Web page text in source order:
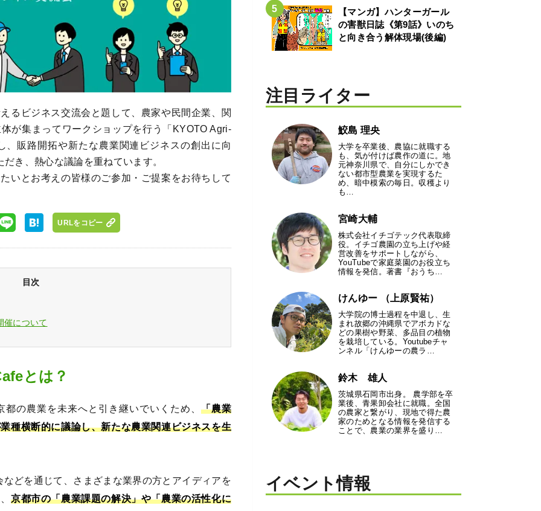
るビジネス交流会と題して、農家や民間企業、関
が集まってワークショップを行う「KYOTO Agri-
、販路開拓や新たな農業関連ビジネスの創出に向
き、熱心な議論を重ねています。
いとお考えの皆様のご参加・ご提案をお待ちして
URLをコピー
目次
催について
とは？
の農業を未来へと引き継いでいくため、 「農業
種横断的に議論し、新たな農業関連ビジネスを生
どを通じて、さまざまな業界の方とアイディアを
京都市の「農業課題の解決」や「農業の活性化に
【マンガ】ハンターガール
の害獣日誌《第9話》いのち
と向き合う解体現場(後編)
注目ライター
鮫島 理央
大学を卒業後、農協に就職する
も、気が付けば農作の道に。地
元神奈川県で、自分にしかでき
ない都市型農業を実現するた
め、暗中模索の毎日。収穫より
も…
宮崎大輔
株式会社イチゴテック代表取締
役。イチゴ農園の立ち上げや経
営改善をサポートしながら、
YouTubeで家庭菜園のお役立ち
情報を発信。著書『おうち…
けんゆー （上原賢祐）
大学院の博士過程を中退し、生
まれ故郷の沖縄県でアボカドな
どの果樹や野菜、多品目の植物
を栽培している。Youtubeチャ
ンネル「けんゆーの農ラ…
鈴木 雄人
茨城県石岡市出身。 農学部を卒
業後、青果卸会社に就職。全国
の農家と繋がり、現地で得た農
家のためとなる情報を発信する
ことで、農業の業界を盛り…
イベント情報